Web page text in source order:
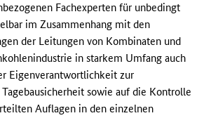
Fachexperten für unbedingt
im Zusammenhang mit den
der Leitungen von Kombinaten und
in starkem Umfang auch
Eigenverantwortlichkeit zur
sowie auf die Kontrolle
Auflagen in den einzelnen